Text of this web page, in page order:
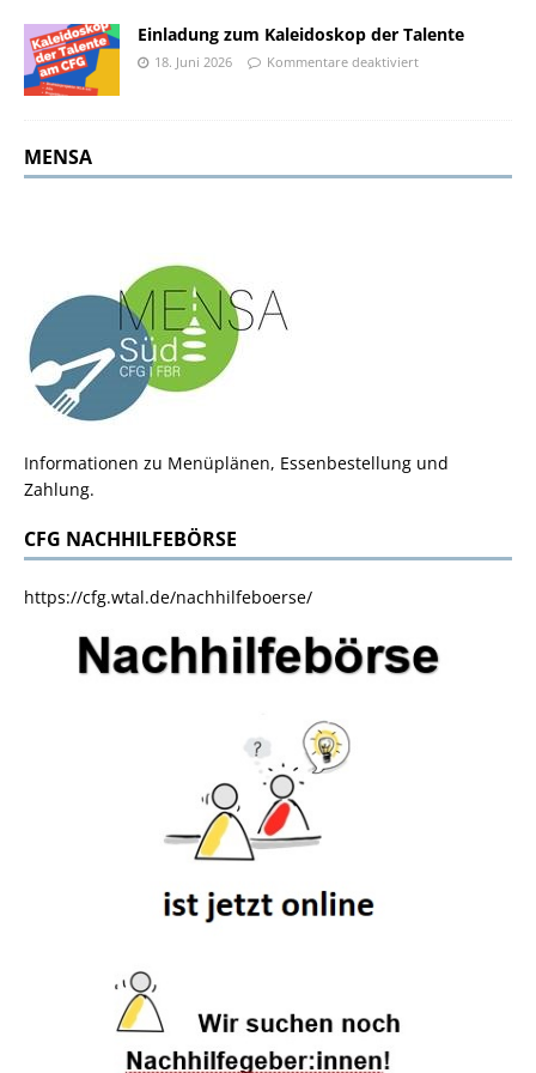
Einladung zum Kaleidoskop der Talente
18. Juni 2026 Kommentare deaktiviert
MENSA
Informationen zu Menüplänen, Essenbestellung und
Zahlung.
CFG NACHHILFEBÖRSE
https://cfg.wtal.de/nachhilfeboerse/